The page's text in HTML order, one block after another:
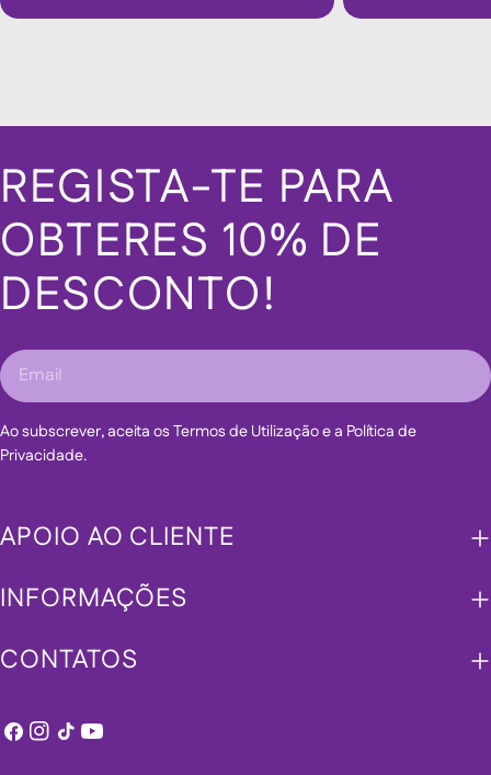
REGISTA-TE PARA
OBTERES 10% DE
DESCONTO!
Email
Ao subscrever, aceita os Termos de Utilização e a Política de
Privacidade.
APOIO AO CLIENTE
INFORMAÇÕES
CONTATOS
Facebook
Instagram
TikTokYouTube